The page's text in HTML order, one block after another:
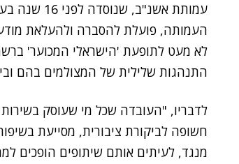
עמותת אשנ"ב, שנוסדה לפני 16 שנה בעקבות התאבדותו של החייל
העמותה, פועלת להסברה ולהעלאת
לא מעט לתופעת 'הישראלי המכוער'
התנהגות שלילית של המצולמים בהם
לדבריו, "העובדה שכל מי שעוסק בשירות
חשופה לביקורת ציבורית, מסייעת
מנגד, לעיתים אותם שיתופים הופכים